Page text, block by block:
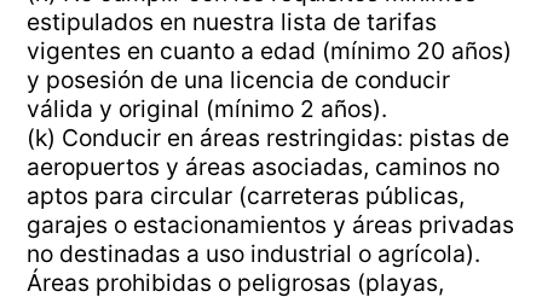
estipulados en nuestra lista de tarifas
vigentes en cuanto a edad (mínimo 20 años)
y posesión de una licencia de conducir
válida y original (mínimo 2 años).
(k) Conducir en áreas restringidas: pistas de
aeropuertos y áreas asociadas, caminos no
aptos para circular (carreteras públicas,
garajes o estacionamientos y áreas privadas
no destinadas a uso industrial o agrícola).
Áreas prohibidas o peligrosas (playas,